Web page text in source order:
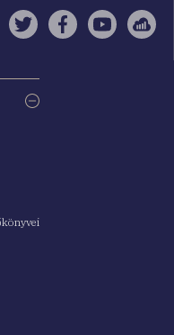
TwitterFacebook
YouTube